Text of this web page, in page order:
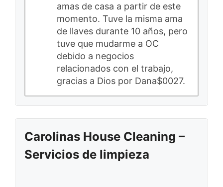
amas de casa a partir de este
momento. Tuve la misma ama
de llaves durante 10 años, pero
tuve que mudarme a OC
debido a negocios
relacionados con el trabajo,
gracias a Dios por Dana$0027.
Carolinas House Cleaning –
Servicios de limpieza